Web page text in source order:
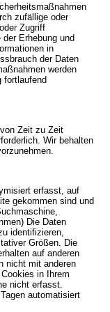
zufällige oder
Zugriff
Erhebung und
in
der Daten
werden
fortlaufend
Zeit zu Zeit
Wir behalten
erfasst, auf
gekommen sind und
Die Daten
identifizieren,
Größen. Die
auf anderen
nicht mit anderen
in Ihrem
nicht erfasst.
automatisiert